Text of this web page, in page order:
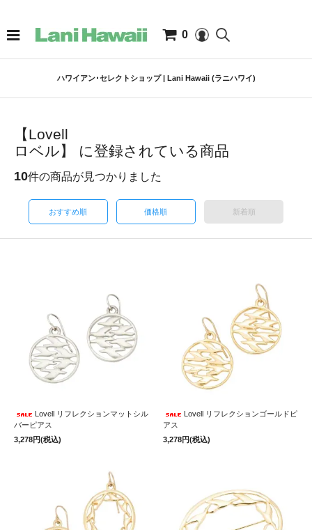
0
ハワイアン･セレクトショップ | Lani Hawaii (ラニハワイ)
【Lovell
ロベル】 に登録されている商品
10件の商品が見つかりました
おすすめ順 価格順 新着順
Lovell リフレクションマットシル
バーピアス
3,278円(税込)
Lovell リフレクションゴールドピ
アス
3,278円(税込)